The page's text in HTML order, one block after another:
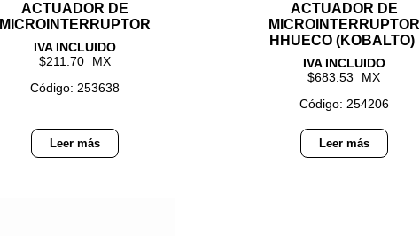
ACTUADOR DE
211.70
Código: 253638
Leer más
ACTUADOR DE
MICROINTERRUPTOR
HHUECO (KOBALTO)
683.53
Código: 254206
Leer más